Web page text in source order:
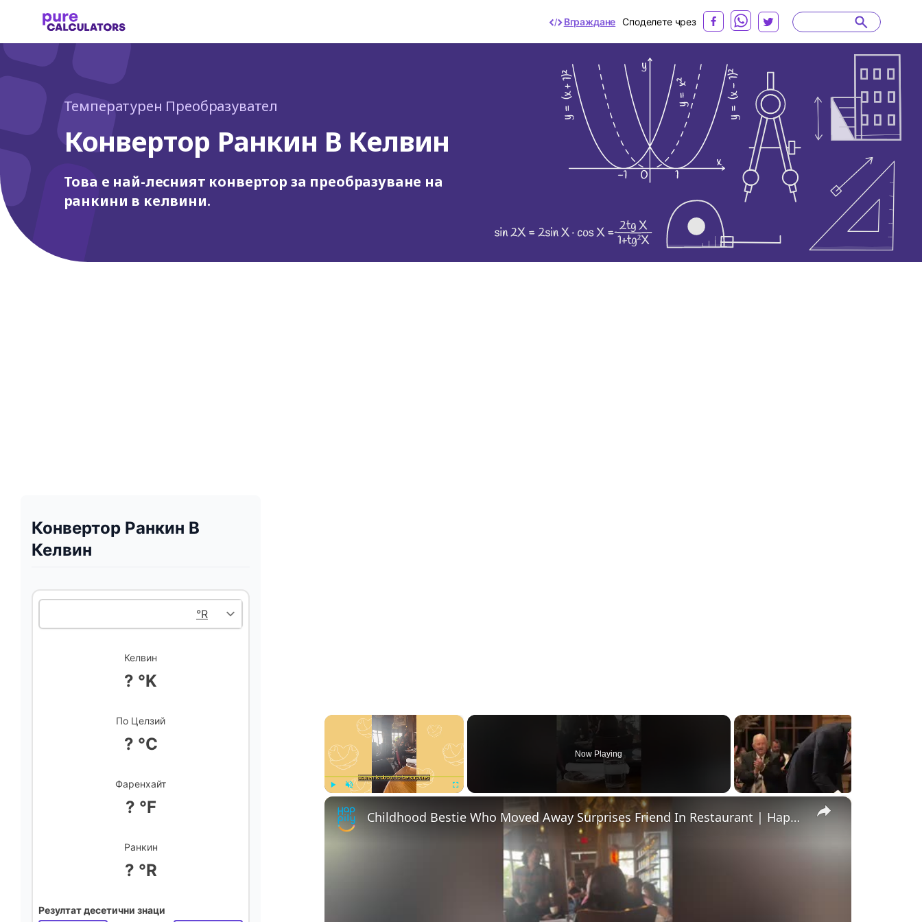
Вграждане Споделете чрез
Температурен Преобразувател
Конвертор Ранкин В Келвин
Това е най-лесният конвертор за преобразуване на
ранкини в келвини.
Конвертор Ранкин В
Келвин
Келвин
? °K
По Целзий
? °C
Фаренхайт
? °F
Ранкин
? °R
Резултат десетични знаци
×
Now Playing
×
Childhood Bestie Who Moved Away Surprises Friend In Restaurant | Happily TV